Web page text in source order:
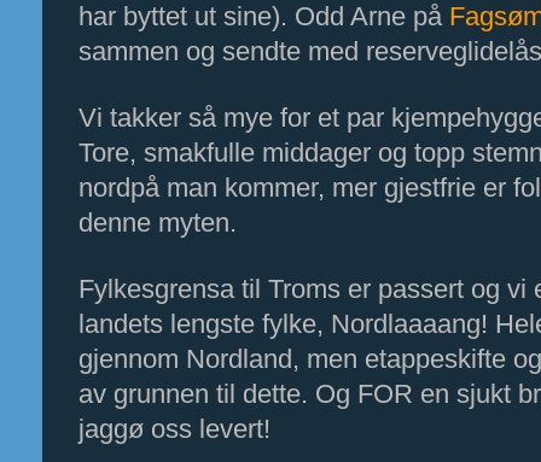
har byttet ut sine). Odd Arne på
sammen og sendte med
Vi takker så mye for et par
Tore, smakfulle middager og topp
nordpå man kommer, mer gjestfrie er
denne myten.
Fylkesgrensa til Troms er passert og vi
landets lengste fylke, Nordlaaaang!
gjennom Nordland, men etappeskifte
av grunnen til dette. Og FOR en sjukt
jaggø oss levert!